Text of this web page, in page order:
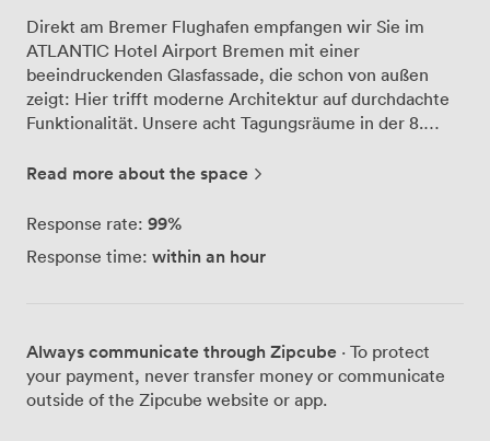
Direkt am Bremer Flughafen empfangen wir Sie im
ATLANTIC Hotel Airport Bremen mit einer
beeindruckenden Glasfassade, die schon von außen
zeigt: Hier trifft moderne Architektur auf durchdachte
Funktionalität. Unsere acht Tagungsräume in der 8.
Personen, sondern auch einen spektakulären Ausblick
Raum "Lilienthal" – mit eigenem Kamin und
ganz besondere Atmosphäre für Ihre Veranstaltung. Für
Ausstattung haben wir stets auf dem neuesten Stand,
und kostenloses WLAN ist in allen Räumen
selbstverständlich. Nach intensiven Arbeitssitzungen
Read more about the space
Response rate: 99%
Response time: within an hour
Always communicate through Zipcube · To protect
your payment, never transfer money or communicate
outside of the Zipcube website or app.